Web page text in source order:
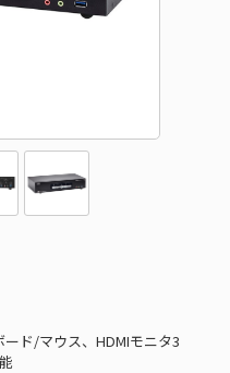
ド/マウス、HDMIモニタ3